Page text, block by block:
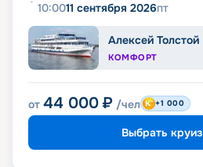
10:0011 сентября 2026пт
Алексей Толстой
КОМФОРТ
от 44 000 ₽ /чел +1 000
Выбрать круиз